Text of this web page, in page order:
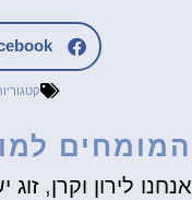
המומחים
אנחנו לירון וקרן,